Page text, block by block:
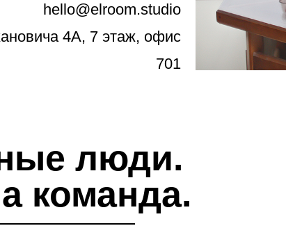
hello@elroom.studio
4А, 7 этаж, офис
701
люди.
команда.